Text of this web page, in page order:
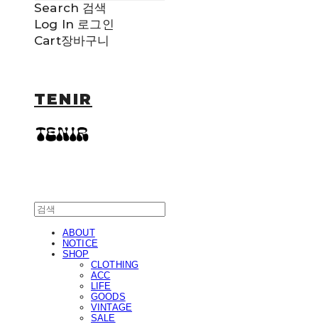
Search 검색
Log In 로그인
Cart장바구니
TENIR
ABOUT
NOTICE
SHOP
CLOTHING
ACC
LIFE
GOODS
VINTAGE
SALE